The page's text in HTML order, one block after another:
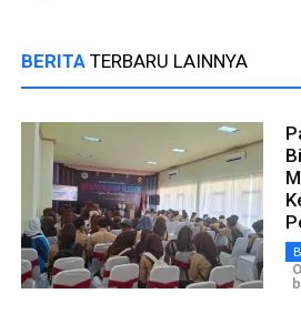
BERITA TERBARU LAINNYA